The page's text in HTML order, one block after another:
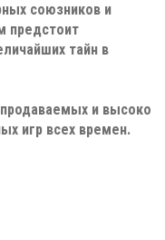
союзников и
предстоит
тайн в
и высоко
игр всех времен.